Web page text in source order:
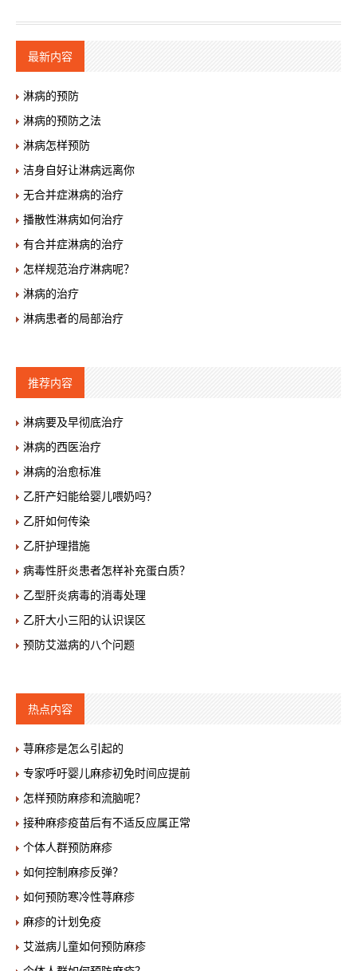
最新内容
淋病的预防
淋病的预防之法
淋病怎样预防
洁身自好让淋病远离你
无合并症淋病的治疗
播散性淋病如何治疗
有合并症淋病的治疗
怎样规范治疗淋病呢？
淋病的治疗
淋病患者的局部治疗
推荐内容
淋病要及早彻底治疗
淋病的西医治疗
淋病的治愈标准
乙肝产妇能给婴儿喂奶吗？
乙肝如何传染
乙肝护理措施
病毒性肝炎患者怎样补充蛋白质？
乙型肝炎病毒的消毒处理
乙肝大小三阳的认识误区
预防艾滋病的八个问题
热点内容
荨麻疹是怎么引起的
专家呼吁婴儿麻疹初免时间应提前
怎样预防麻疹和流脑呢？
接种麻疹疫苗后有不适反应属正常
个体人群预防麻疹
如何控制麻疹反弹？
如何预防寒冷性荨麻疹
麻疹的计划免疫
艾滋病儿童如何预防麻疹